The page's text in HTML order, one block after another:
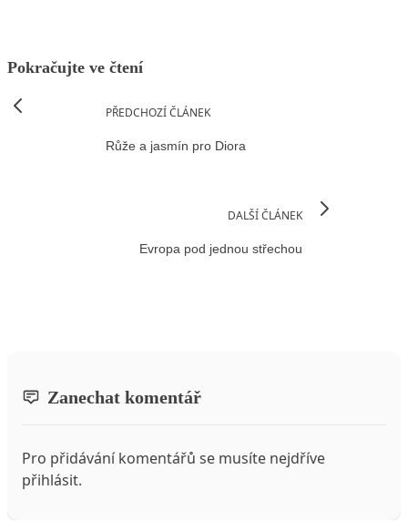
Pokračujte ve čtení
PŘEDCHOZÍ ČLÁNEK
Růže a jasmín pro Diora
DALŠÍ ČLÁNEK
Evropa pod jednou střechou
Zanechat komentář
Pro přidávání komentářů se musíte nejdříve
přihlásit.